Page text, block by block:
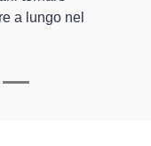
a lungo nel